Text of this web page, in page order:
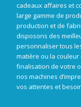
cadeaux affaires et
large gamme de
production et de
disposons des
personnaliser tous
matière ou la
finalisation de votre
nos machines
vos attentes et